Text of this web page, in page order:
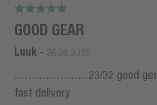
GOOD GEAR
Luuk - 26.08.2025
…………………23/32 good gear
fast delivery